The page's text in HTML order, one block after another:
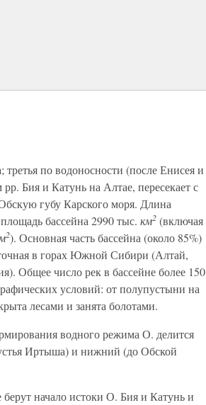
по водоносности (после Енисея и
Бия и Катунь на Алтае, пересекает с
губу Карского моря. Длина
бассейна 2990 тыс. км2 (включая
2). Основная часть бассейна (около 85%)
в горах Южной Сибири (Алтай,
Общее число рек в бассейне более 150
условий: от полупустыни на
лесами и занята болотами.
водного режима О. делится
Иртыша) и нижний (до Обской
начало истоки О. Бия и Катунь и